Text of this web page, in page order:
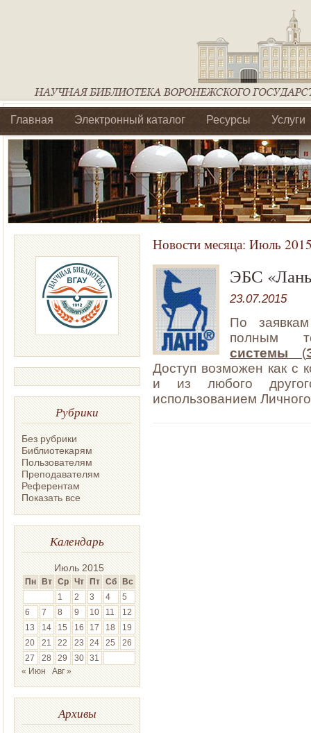
Главная Электронный каталог Ресурсы Услуги
Библиотеки регионального отделения Ассоциации
Рубрики
Без рубрики
Библиотекарям
Пользователям
Преподавателям
Референтам
Показать все
Календарь
Июль 2015
Пн Вт Ср Чт Пт Сб Вс
1
2 3 4
5
6
7 8 9 10 11
12
13
14 15 16 17 18
19
20
21 22 23 24 25
26
27
28 29 30 31
« Июн
Авг »
Архивы
Новости месяца: Июль
ЭБС
23.07.2015
По
полным
системы (
Доступ возможен как с
и из любого
использованием